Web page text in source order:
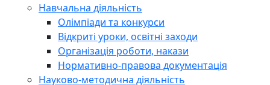
Навчальна діяльність
Олімпіади та конкурси
Відкриті уроки, освітні заходи
Організація роботи, накази
Нормативно-правова документація
Науково-методична діяльність